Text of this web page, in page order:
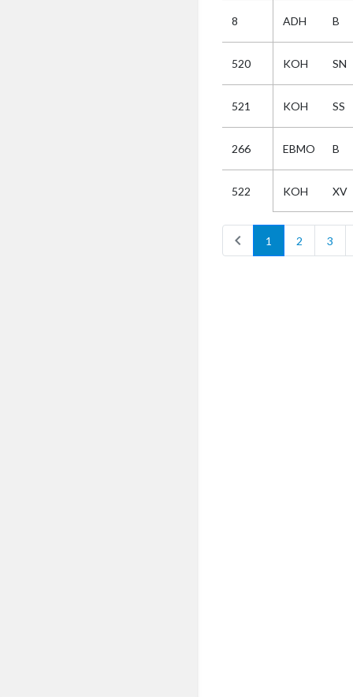
8 ADH B
520 KOH SN
521 KOH SS
266 EBMO B
522 KOH XV
chevron_left 1 2 3